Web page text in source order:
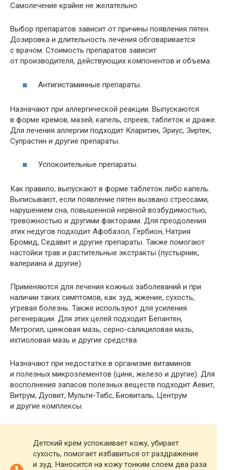
Самолечение крайне не желательно.
Выбор препаратов зависит от причины появления пятен.
Дозировка и длительность лечения обговаривается
с врачом. Стоимость препаратов зависит
от производителя, действующих компонентов и объема.
Антигистаминные препараты.
Назначают при аллергической реакции. Выпускаются
в форме кремов, мазей, капель, спреев, таблеток и драже.
Для лечения аллергии подходит Кларитин, Эриус, Зиртек,
Супрастин и другие препараты.
Успокоительные препараты.
Как правило, выпускают в форме таблеток либо капель.
Выписывают, если появление пятен вызвано стрессами,
нарушением сна, повышенной нервной возбудимостью,
тревожностью и другими факторами. Для преодоления
этих недугов подходит Афобазол, Гербион, Натрия
Бромид, Седавит и другие препараты. Также помогают
настойки трав и растительные экстракты (пустырник,
валериана и другие).
Применяются для лечения кожных заболеваний и при
наличии таких симптомов, как зуд, жжение, сухость,
угревая болезнь. Также используют для усиления
регенерации. Для этих целей подходит Бепантен,
Метрогил, цинковая мазь, серно-салициловая мазь,
ихтиоловая мазь и другие средства.
Назначают при недостатке в организме витаминов
и полезных микроэлементов (цинк, железо и другие). Для
восполнения запасов полезных веществ подходит Аевит,
Витрум, Дуовит, Мульти-Табс, Биовиталь, Центрум
и другие комплексы.
Детский крем успокаивает кожу, убирает
сухость, помогает избавиться от раздражение
и зуд. Наносится на кожу тонким слоем два раза